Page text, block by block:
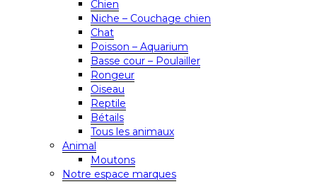
Chien
Niche – Couchage chien
Chat
Poisson – Aquarium
Basse cour – Poulailler
Rongeur
Oiseau
Reptile
Bétails
Tous les animaux
Animal
Moutons
Notre espace marques